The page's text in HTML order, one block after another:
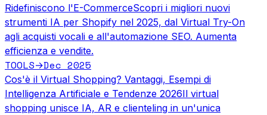
Ridefiniscono l'E-CommerceScopri i migliori nuovi
strumenti IA per Shopify nel 2025, dal Virtual Try-On
agli acquisti vocali e all'automazione SEO. Aumenta
efficienza e vendite.
TOOLS→Dec 2025
Cos'è il Virtual Shopping? Vantaggi, Esempi di
Intelligenza Artificiale e Tendenze 2026Il virtual
shopping unisce IA, AR e clienteling in un'unica